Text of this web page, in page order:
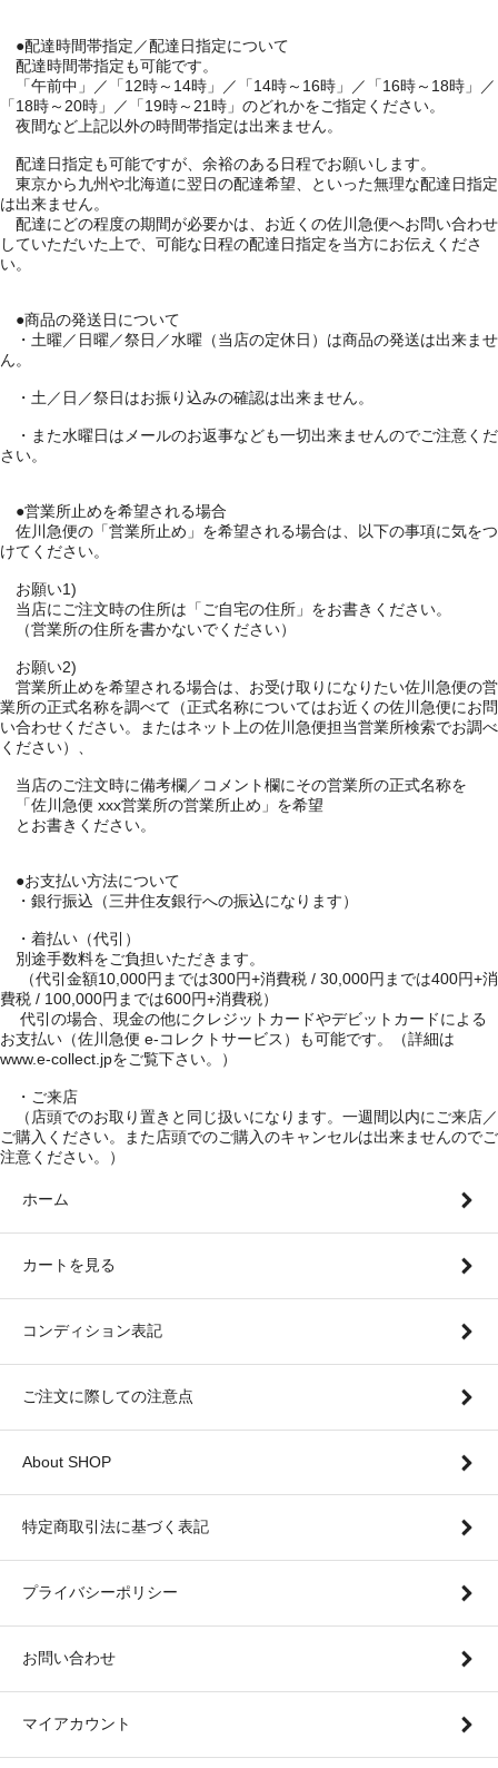
●配達時間帯指定／配達日指定について
配達時間帯指定も可能です。
「午前中」／「12時～14時」／「14時～16時」／「16時～18時」／
「18時～20時」／「19時～21時」のどれかをご指定ください。
夜間など上記以外の時間帯指定は出来ません。
配達日指定も可能ですが、余裕のある日程でお願いします。
東京から九州や北海道に翌日の配達希望、といった無理な配達日指定
は出来ません。
配達にどの程度の期間が必要かは、お近くの佐川急便へお問い合わせ
していただいた上で、可能な日程の配達日指定を当方にお伝えくださ
い。
●商品の発送日について
・土曜／日曜／祭日／水曜（当店の定休日）は商品の発送は出来ませ
ん。
・土／日／祭日はお振り込みの確認は出来ません。
・また水曜日はメールのお返事なども一切出来ませんのでご注意くだ
さい。
●営業所止めを希望される場合
佐川急便の「営業所止め」を希望される場合は、以下の事項に気をつ
けてください。
お願い1)
当店にご注文時の住所は「ご自宅の住所」をお書きください。
（営業所の住所を書かないでください）
お願い2)
営業所止めを希望される場合は、お受け取りになりたい佐川急便の営
業所の正式名称を調べて（正式名称についてはお近くの佐川急便にお問
い合わせください。またはネット上の佐川急便担当営業所検索でお調べ
ください）、
当店のご注文時に備考欄／コメント欄にその営業所の正式名称を
「佐川急便 xxx営業所の営業所止め」を希望
とお書きください。
●お支払い方法について
・銀行振込（三井住友銀行への振込になります）
・着払い（代引）
別途手数料をご負担いただきます。
（代引金額10,000円までは300円+消費税 / 30,000円までは400円+消
費税 / 100,000円までは600円+消費税）
代引の場合、現金の他にクレジットカードやデビットカードによる
お支払い（佐川急便 e-コレクトサービス）も可能です。（詳細は
www.e-collect.jpをご覧下さい。）
・ご来店
（店頭でのお取り置きと同じ扱いになります。一週間以内にご来店／
ご購入ください。また店頭でのご購入のキャンセルは出来ませんのでご
注意ください。）
ホーム
カートを見る
コンディション表記
ご注文に際しての注意点
About SHOP
特定商取引法に基づく表記
プライバシーポリシー
お問い合わせ
マイアカウント